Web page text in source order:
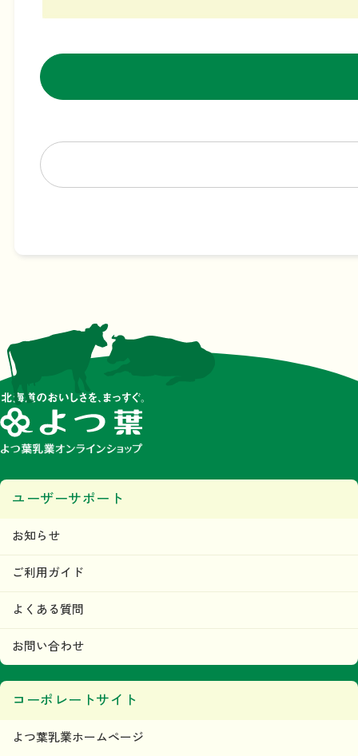
ユーザーサポート
お知らせ
ご利用ガイド
よくある質問
お問い合わせ
コーポレートサイト
よつ葉乳業ホームページ